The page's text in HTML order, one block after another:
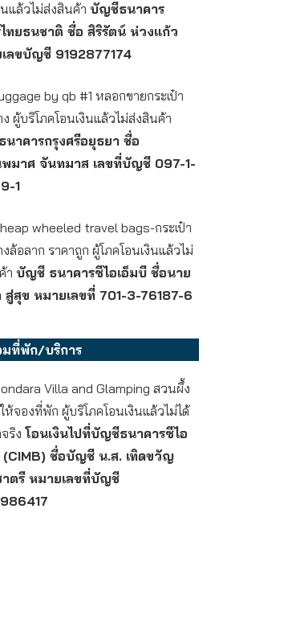
นแล้วไม่ส่งสินค้า บัญชีธนาคาร
ทยธนชาติ ชื่อ สิริรัตน์ ห่วงแก้ว
ลขบัญชี 9192877174
by qb #1 หลอกขายกระเป๋า
ง ผู้บริโภคโอนเงินแล้วไม่ส่งสินค้า
าคารกรุงศรีอยุธยา ชื่อ
มาศ จันทมาส เลขที่บัญชี 097-1-
1
wheeled travel bags-กระเป๋า
งล้อลาก ราคาถูก ผู้โภคโอนเงินแล้วไม่
า บัญชี ธนาคารซีไอเอ็มบี ชื่อนาย
สู่สุข หมายเลขที่ 701-3-76187-6
มที่พัก/บริการ
Villa and Glamping สวนผึ้ง
ห้จองที่พัก ผู้บริโภคโอนเงินแล้วไม่ได้
ริง โอนเงินไปที่บัญชีธนาคารซีไอ
(CIMB) ชื่อบัญชี น.ส. เทิดขวัญ
ตรี หมายเลขที่บัญชี